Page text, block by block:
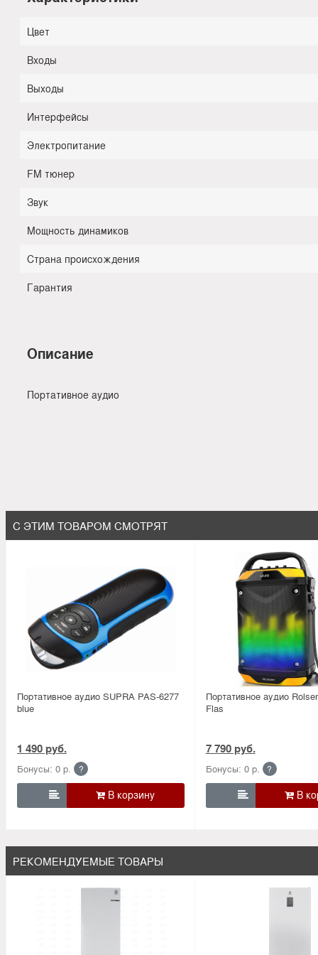
Цвет
Входы
Выходы
Интерфейсы
Электропитание
FM тюнер
Звук
Мощность динамиков
Страна происхождения
Гарантия
Описание
Портативное аудио
С ЭТИМ ТОВАРОМ СМОТРЯТ
Портативное аудио SUPRA PAS-6277
blue
1 490 руб.
Бонусы: 0 р. ?

Портативное аудио
Flas
7 790 руб.
Бонусы: 0 р. ?

РЕКОМЕНДУЕМЫЕ ТОВАРЫ